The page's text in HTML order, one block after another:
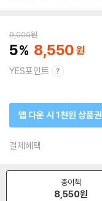
9,000원
5 8,550
YES포인트
앱 다운 시 1천원 상품권
결제혜택
종이책
8,550원